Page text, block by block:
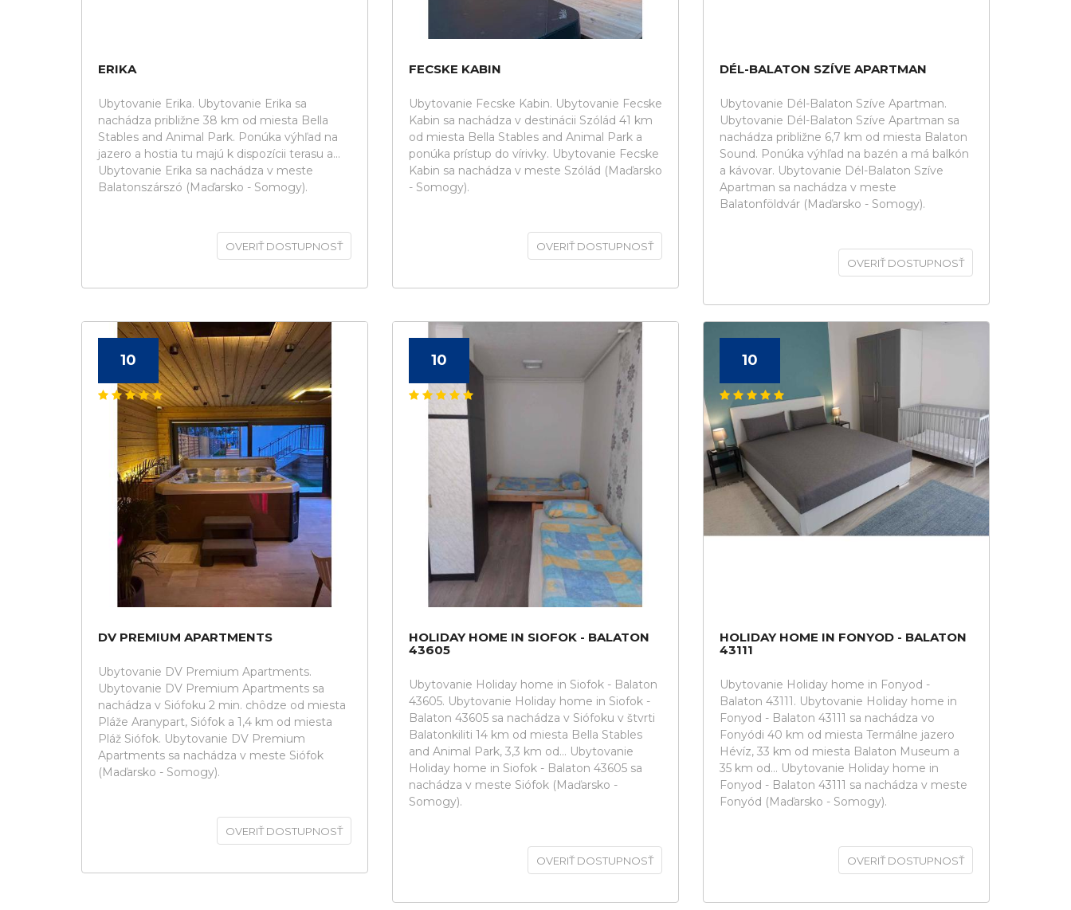
ERIKA
Ubytovanie Erika. Ubytovanie Erika sa
nachádza približne 38 km od miesta Bella
Stables and Animal Park. Ponúka výhľad na
jazero a hostia tu majú k dispozícii terasu a...
Ubytovanie Erika sa nachádza v meste
Balatonszárszó (Maďarsko - Somogy).
OVERIŤ DOSTUPNOSŤ
FECSKE KABIN
Ubytovanie Fecske Kabin. Ubytovanie Fecske
Kabin sa nachádza v destinácii Szólád 41 km
od miesta Bella Stables and Animal Park a
ponúka prístup do vírivky. Ubytovanie Fecske
Kabin sa nachádza v meste Szólád (Maďarsko
- Somogy).
OVERIŤ DOSTUPNOSŤ
DÉL-BALATON SZÍVE APARTMAN
Ubytovanie Dél-Balaton Szíve Apartman.
Ubytovanie Dél-Balaton Szíve Apartman sa
nachádza približne 6,7 km od miesta Balaton
Sound. Ponúka výhľad na bazén a má balkón
a kávovar. Ubytovanie Dél-Balaton Szíve
Apartman sa nachádza v meste
Balatonföldvár (Maďarsko - Somogy).
OVERIŤ DOSTUPNOSŤ
10
DV PREMIUM APARTMENTS
Ubytovanie DV Premium Apartments.
Ubytovanie DV Premium Apartments sa
nachádza v Siófoku 2 min. chôdze od miesta
Pláže Aranypart, Siófok a 1,4 km od miesta
Pláž Siófok. Ubytovanie DV Premium
Apartments sa nachádza v meste Siófok
(Maďarsko - Somogy).
OVERIŤ DOSTUPNOSŤ
10
HOLIDAY HOME IN SIOFOK - BALATON
43605
Ubytovanie Holiday home in Siofok - Balaton
43605. Ubytovanie Holiday home in Siofok -
Balaton 43605 sa nachádza v Siófoku v štvrti
Balatonkiliti 14 km od miesta Bella Stables
and Animal Park, 3,3 km od... Ubytovanie
Holiday home in Siofok - Balaton 43605 sa
nachádza v meste Siófok (Maďarsko -
Somogy).
OVERIŤ DOSTUPNOSŤ
10
HOLIDAY HOME IN FONYOD - BALATON
43111
Ubytovanie Holiday home in Fonyod -
Balaton 43111. Ubytovanie Holiday home in
Fonyod - Balaton 43111 sa nachádza vo
Fonyódi 40 km od miesta Termálne jazero
Hévíz, 33 km od miesta Balaton Museum a
35 km od... Ubytovanie Holiday home in
Fonyod - Balaton 43111 sa nachádza v meste
Fonyód (Maďarsko - Somogy).
OVERIŤ DOSTUPNOSŤ